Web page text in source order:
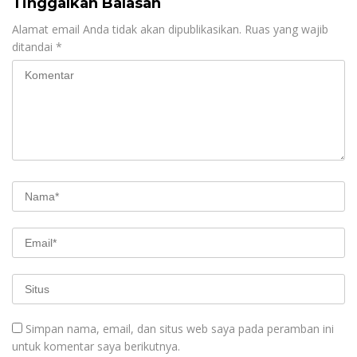
Alamat email Anda tidak akan dipublikasikan. Ruas yang wajib
ditandai *
Simpan nama, email, dan situs web saya pada peramban ini
untuk komentar saya berikutnya.